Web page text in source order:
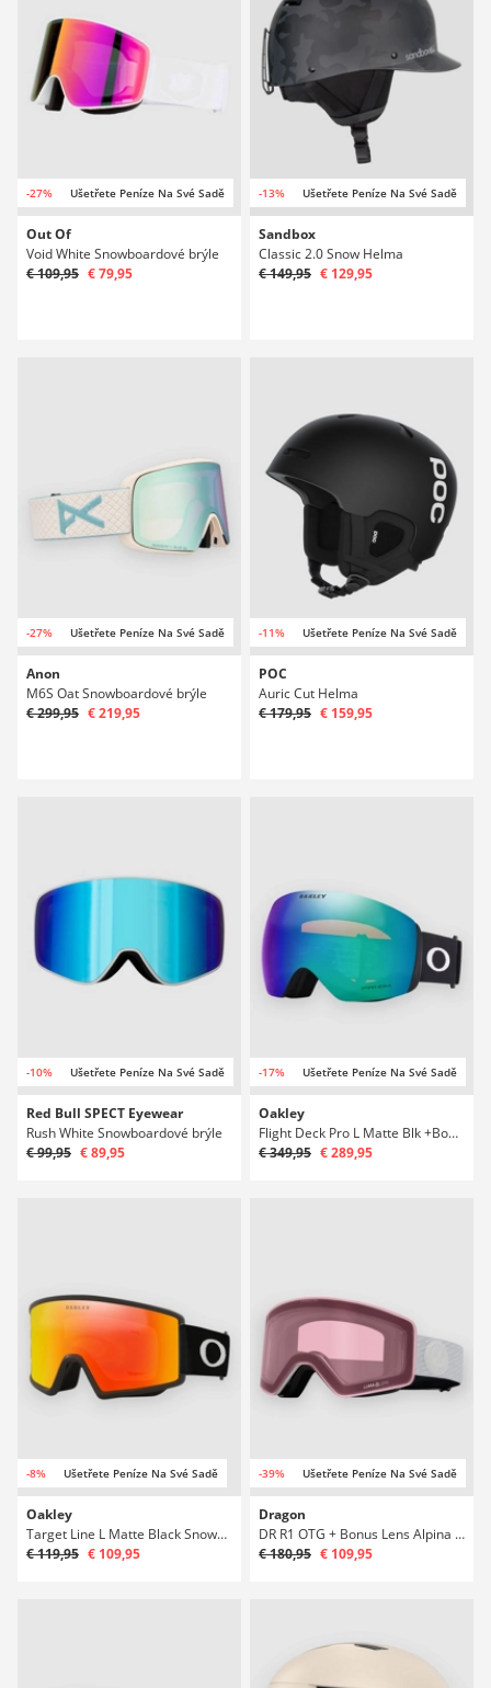
-27% Ušetřete Peníze Na Své Sadě
Out Of
Void White Snowboardové brýle
€ 109,95 € 79,95
-13% Ušetřete Peníze Na Své Sadě
Sandbox
Classic 2.0 Snow Helma
€ 149,95 € 129,95
-27% Ušetřete Peníze Na Své Sadě
Anon
M6S Oat Snowboardové brýle
€ 299,95 € 219,95
-11% Ušetřete Peníze Na Své Sadě
POC
Auric Cut Helma
€ 179,95 € 159,95
-10% Ušetřete Peníze Na Své Sadě
Red Bull SPECT Eyewear
Rush White Snowboardové brýle
€ 99,95 € 89,95
-17% Ušetřete Peníze Na Své Sadě
Oakley
Flight Deck Pro L Matte Blk +Bonus Lens Snowboardové brýle
€ 349,95 € 289,95
-8% Ušetřete Peníze Na Své Sadě
Oakley
Target Line L Matte Black Snowboardové brýle
€ 119,95 € 109,95
-39% Ušetřete Peníze Na Své Sadě
Dragon
DR R1 OTG + Bonus Lens Alpina Snowboardové brýle
€ 180,95 € 109,95